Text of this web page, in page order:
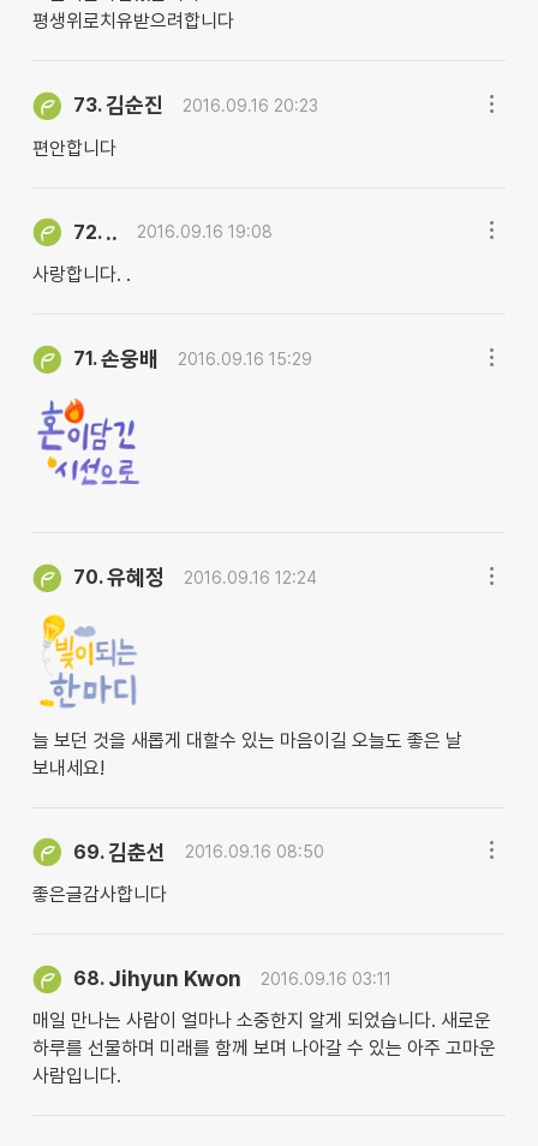
평생위로치유받으려합니다
73.김순진 2016.09.16 20:23
편안합니다
72. .. 2016.09.16 19:08
사랑합니다. .
71.손웅배 2016.09.16 15:29
70.유혜정 2016.09.16 12:24
늘 보던 것을 새롭게 대할수 있는 마음이길 오늘도 좋은 날
보내세요!
69.김춘선 2016.09.16 08:50
좋은글감사합니다
68. Jihyun Kwon 2016.09.16 03:11
매일 만나는 사람이 얼마나 소중한지 알게 되었습니다. 새로운
하루를 선물하며 미래를 함께 보며 나아갈 수 있는 아주 고마운
사람입니다.